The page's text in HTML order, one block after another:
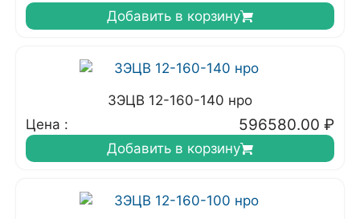
Добавить в корзину
3ЭЦВ 12-160-140 нро
Цена :
596580.00 ₽
Добавить в корзину